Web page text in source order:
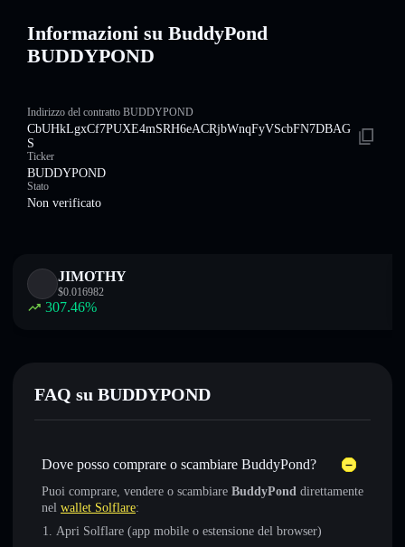
Informazioni su BuddyPond
BUDDYPOND
Indirizzo del contratto BUDDYPOND
CbUHkLgxCf7PUXE4mSRH6eACRjbWnqFyVScbFN7DBAG
S
Ticker
BUDDYPOND
Stato
Non verificato
JIMOTHY
$0.016982
307.46%
FAQ su BUDDYPOND
Dove posso comprare o scambiare BuddyPond?
Puoi comprare, vendere o scambiare BuddyPond direttamente
nel wallet Solflare:
Apri Solflare (app mobile o estensione del browser)